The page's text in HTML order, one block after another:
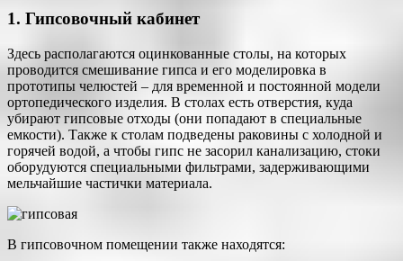
1. Гипсовочный кабинет
Здесь располагаются оцинкованные столы, на которых
проводится смешивание гипса и его моделировка в
прототипы челюстей – для временной и постоянной модели
ортопедического изделия. В столах есть отверстия, куда
убирают гипсовые отходы (они попадают в специальные
емкости). Также к столам подведены раковины с холодной и
горячей водой, а чтобы гипс не засорил канализацию, стоки
оборудуются специальными фильтрами, задерживающими
мельчайшие частички материала.
В гипсовочном помещении также находятся: